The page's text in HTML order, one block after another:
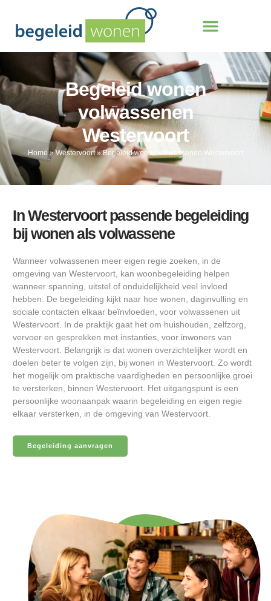
Begeleid wonen
volwassenen
Westervoort
Home»Westervoort»Begeleid wonen volwassenen Westervoort
In Westervoort passende begeleiding
bij wonen als volwassene
Wanneer volwassenen meer eigen regie zoeken, in de
omgeving van Westervoort, kan woonbegeleiding helpen
wanneer spanning, uitstel of onduidelijkheid veel invloed
hebben. De begeleiding kijkt naar hoe wonen, daginvulling en
sociale contacten elkaar beïnvloeden, voor volwassenen uit
Westervoort. In de praktijk gaat het om huishouden, zelfzorg,
vervoer en gesprekken met instanties, voor inwoners van
Westervoort. Belangrijk is dat wonen overzichtelijker wordt en
doelen beter te volgen zijn, bij wonen in Westervoort. Zo wordt
het mogelijk om praktische vaardigheden en persoonlijke groei
te versterken, binnen Westervoort. Het uitgangspunt is een
persoonlijke woonaanpak waarin begeleiding en eigen regie
elkaar versterken, in de omgeving van Westervoort.
Begeleiding aanvragen